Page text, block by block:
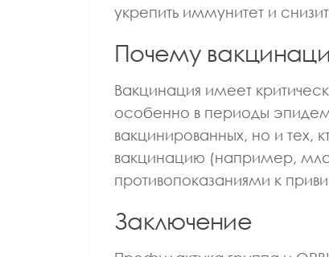
укрепить иммунитет и
Почему
Вакцинация имеет
особенно в периоды
вакцинированных, но и тех,
вакцинацию (например,
противопоказаниями к
Заключение